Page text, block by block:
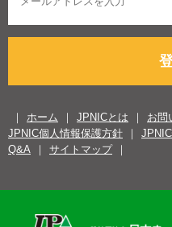
ホーム JPNICとは お問
JPNIC個人情報保護方針
Q&A
サイトマップ